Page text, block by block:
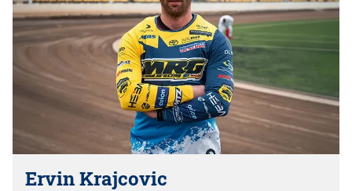
Ervin Krajcovic